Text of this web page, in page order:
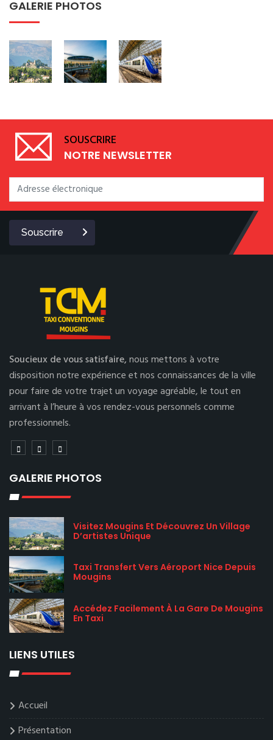
GALERIE PHOTOS
SOUSCRIRE
NOTRE NEWSLETTER
Souscrire
Soucieux de vous satisfaire,nous mettons à votre
disposition notre expérience et nos connaissances de la ville
pour faire de votre trajet un voyage agréable, le tout en
arrivant à l’heure à vos rendez-vous personnels comme
professionnels.
GALERIE PHOTOS
Visitez Mougins Et Découvrez Un Village
D’artistes Unique
Taxi Transfert Vers Aéroport Nice Depuis
Mougins
Accédez Facilement À La Gare De Mougins
En Taxi
LIENS UTILES
Accueil
Présentation